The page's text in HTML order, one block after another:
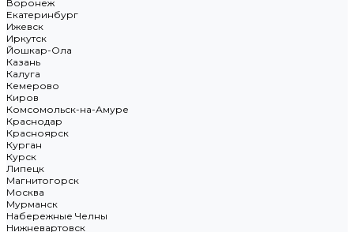
Воронеж
Екатеринбург
Ижевск
Иркутск
Йошкар-Ола
Казань
Калуга
Кемерово
Киров
Комсомольск-на-Амуре
Краснодар
Красноярск
Курган
Курск
Липецк
Магнитогорск
Москва
Мурманск
Набережные Челны
Нижневартовск